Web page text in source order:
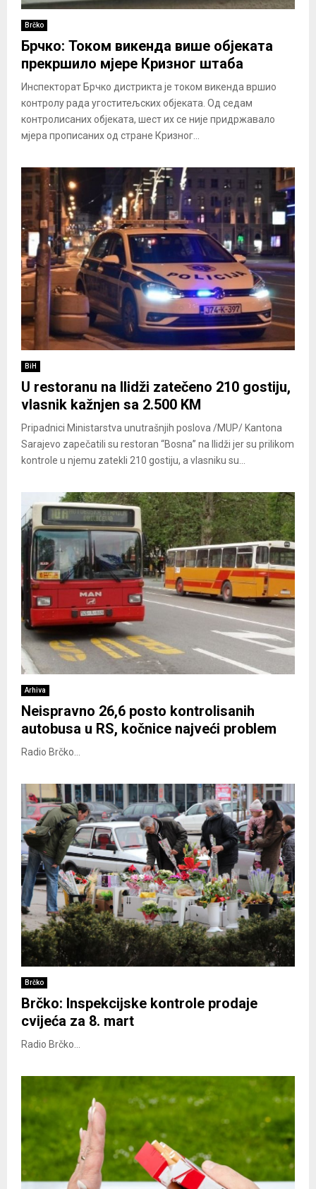
Brčko
Брчко: Током викенда више објеката
прекршило мјере Кризног штаба
Инспекторат Брчко дистрикта је током викенда вршио
контролу рада угоститељских објеката. Од седам
контролисаних објеката, шест их се није придржавало
мјера прописаних од стране Кризног...
BiH
U restoranu na Ilidži zatečeno 210 gostiju,
vlasnik kažnjen sa 2.500 KM
Pripadnici Ministarstva unutrašnjih poslova /MUP/ Kantona
Sarajevo zapečatili su restoran “Bosna” na Ilidži jer su prilikom
kontrole u njemu zatekli 210 gostiju, a vlasniku su...
Arhiva
Neispravno 26,6 posto kontrolisanih
autobusa u RS, kočnice najveći problem
Radio Brčko...
Brčko
Brčko: Inspekcijske kontrole prodaje
cvijeća za 8. mart
Radio Brčko...